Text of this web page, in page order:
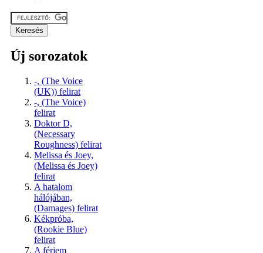
Új sorozatok
-, (The Voice
(UK)) felirat
-, (The Voice)
felirat
Doktor D,
(Necessary
Roughness) felirat
Melissa és Joey,
(Melissa és Joey)
felirat
A hatalom
hálójában,
(Damages) felirat
Kékpróba,
(Rookie Blue)
felirat
A férjem